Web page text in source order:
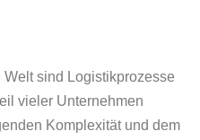
Welt sind Logistikprozesse
vieler Unternehmen
Komplexität und dem